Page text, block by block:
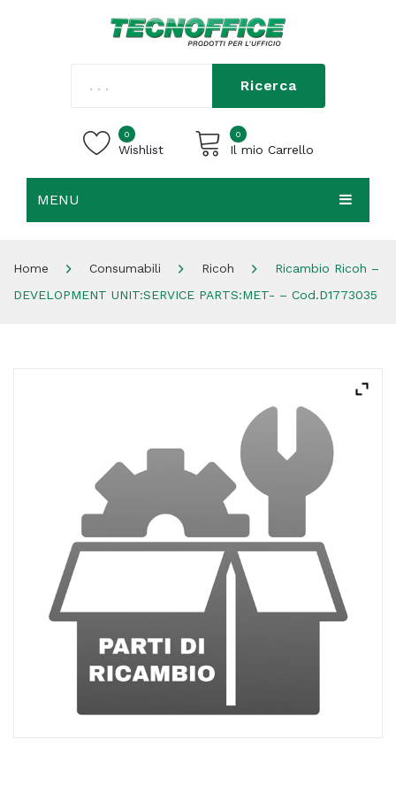
Ricerca
0
Wishlist
0
Il mio Carrello
MENU
Home Consumabili Ricoh
Ricambio Ricoh –
DEVELOPMENT UNIT:SERVICE PARTS:MET- – Cod.D1773035